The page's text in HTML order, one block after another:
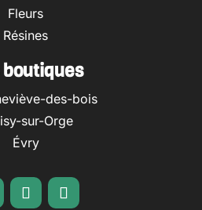
Fleurs
Résines
boutiques
des-bois
sur-Orge
Évry